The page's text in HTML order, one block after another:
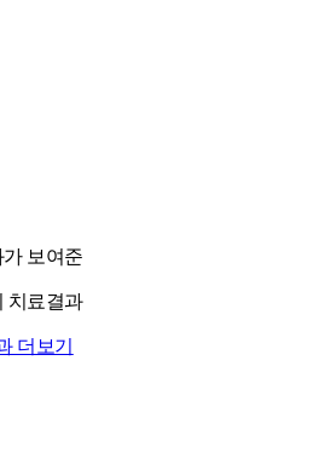
보여준
치료결과
더보기